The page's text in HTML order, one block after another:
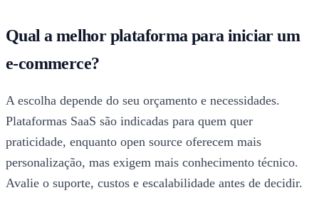
Qual a melhor plataforma para iniciar um
e-commerce?
A escolha depende do seu orçamento e necessidades.
Plataformas SaaS são indicadas para quem quer
praticidade, enquanto open source oferecem mais
personalização, mas exigem mais conhecimento técnico.
Avalie o suporte, custos e escalabilidade antes de decidir.